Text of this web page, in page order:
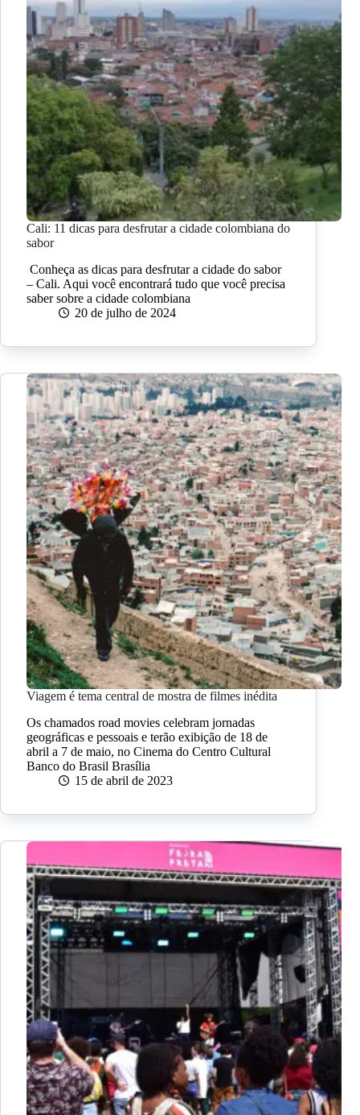
Cali: 11 dicas para desfrutar a cidade colombiana do
sabor
Conheça as dicas para desfrutar a cidade do sabor
– Cali. Aqui você encontrará tudo que você precisa
saber sobre a cidade colombiana
20 de julho de 2024
Viagem é tema central de mostra de filmes inédita
Os chamados road movies celebram jornadas
geográficas e pessoais e terão exibição de 18 de
abril a 7 de maio, no Cinema do Centro Cultural
Banco do Brasil Brasília
15 de abril de 2023